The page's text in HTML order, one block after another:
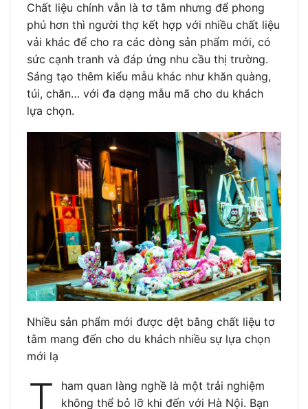
Chất liệu chính vẫn là tơ tằm nhưng để phong
phú hơn thì người thợ kết hợp với nhiều chất liệu
vải khác để cho ra các dòng sản phẩm mới, có
sức cạnh tranh và đáp ứng nhu cầu thị trường.
Sáng tạo thêm kiểu mẫu khác như khăn quàng,
túi, chăn… với đa dạng mẫu mã cho du khách
lựa chọn.
Nhiều sản phẩm mới được dệt bằng chất liệu tơ
tằm mang đến cho du khách nhiều sự lựa chọn
mới lạ
T
ham quan làng nghề là một trải nghiệm
không thể bỏ lỡ khi đến với Hà Nội. Bạn